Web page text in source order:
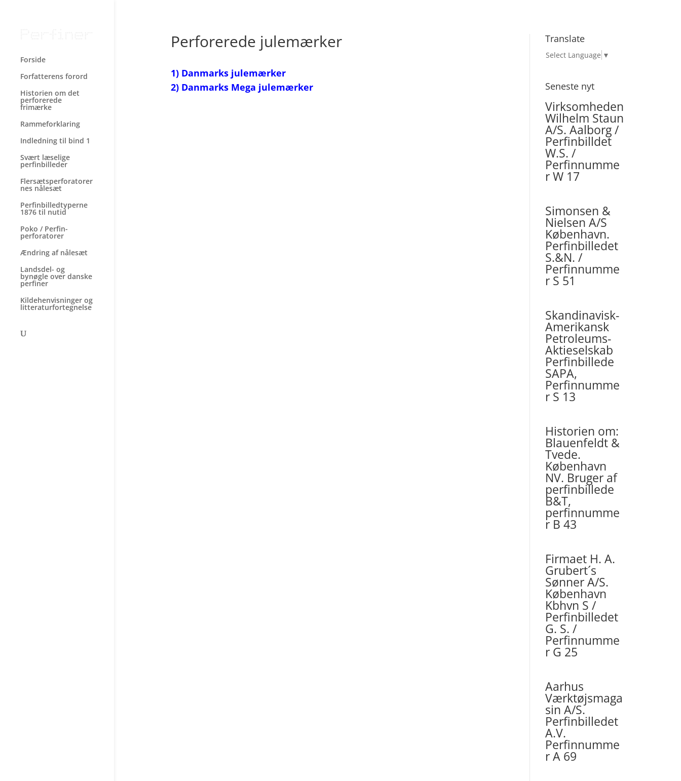
Forside
Forfatterens forord
Historien om det
perforerede
frimærke
Rammeforklaring
Indledning til bind 1
Svært læselige
perfinbilleder
Flersætsperforatorer
nes nålesæt
Perfinbilledtyperne
1876 til nutid
Poko / Perfin-
perforatorer
Ændring af nålesæt
Landsdel- og
bynøgle over danske
perfiner
Kildehenvisninger og
litteraturfortegnelse
Perforerede julemærker
1) Danmarks julemærker
2) Danmarks Mega julemærker
Translate
Select Language ▼
Seneste nyt
Virksomheden
Wilhelm Staun
A/S. Aalborg /
Perfinbilldet
W.S. /
Perfinnumme
r W 17
Simonsen &
Nielsen A/S
København.
Perfinbilledet
S.&N. /
Perfinnumme
r S 51
Skandinavisk-
Amerikansk
Petroleums-
Aktieselskab
Perfinbillede
SAPA,
Perfinnumme
r S 13
Historien om:
Blauenfeldt &
Tvede.
København
NV. Bruger af
perfinbillede
B&T,
perfinnumme
r B 43
Firmaet H. A.
Grubert´s
Sønner A/S.
København
Kbhvn S /
Perfinbilledet
G. S. /
Perfinnumme
r G 25
Aarhus
Værktøjsmaga
sin A/S.
Perfinbilledet
A.V.
Perfinnumme
r A 69